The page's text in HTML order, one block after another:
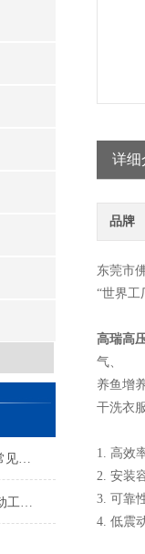
高瑞（GOORUI）高压风机常见故障及排除方法
高瑞高压风机：技术跃迁驱动工业升级新征程
详细
品牌
东莞市
“世界
高瑞高
气、
养鱼增
干洗衣
1. 高效
2. 安装
3. 可靠
4. 低震